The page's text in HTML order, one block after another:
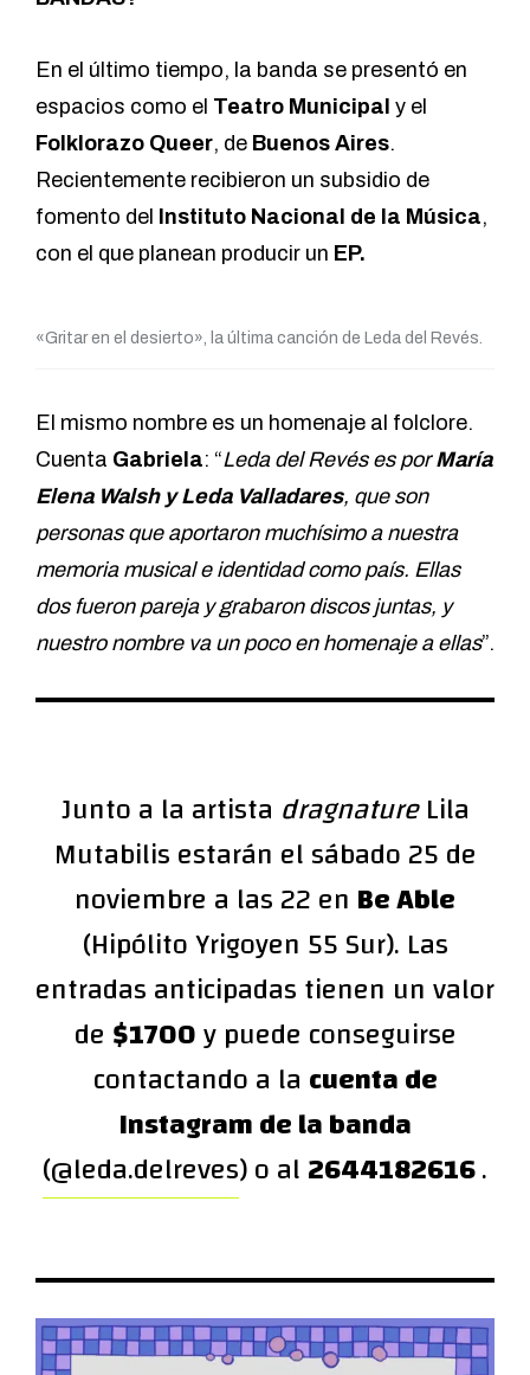
En el último tiempo, la banda se presentó en
espacios como el Teatro Municipal y el
Folklorazo Queer, de Buenos Aires.
Recientemente recibieron un subsidio de
fomento del Instituto Nacional de la Música,
con el que planean producir un EP.
«Gritar en el desierto», la última canción de Leda del Revés.
El mismo nombre es un homenaje al folclore.
Cuenta Gabriela: “Leda del Revés es porMaría
Elena Walsh y Leda Valladares, que son
personas que aportaron muchísimo a nuestra
memoria musical e identidad como país. Ellas
dos fueron pareja y grabaron discos juntas, y
nuestro nombre va un poco en homenaje a ellas”.
Junto a la artista dragnatureLila
Mutabilis estarán el sábado 25 de
noviembre a las 22 en Be Able
(Hipólito Yrigoyen 55 Sur). Las
entradas anticipadas tienen un valor
de $1700y puede conseguirse
contactando a la cuenta de
Instagram de la banda
(@leda.delreves) o al2644182616.